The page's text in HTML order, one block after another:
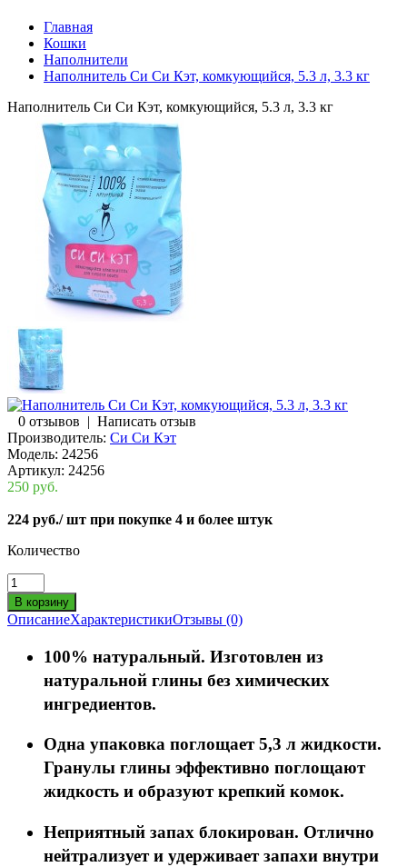
Главная
Кошки
Наполнители
Наполнитель Си Си Кэт, комкующийся, 5.3 л, 3.3 кг
Наполнитель Си Си Кэт, комкующийся, 5.3 л, 3.3 кг
0 отзывов | Написать отзыв
Производитель: Си Си Кэт
Модель: 24256
Артикул: 24256
250 руб.
224 руб./ шт при покупке 4 и более штук
Количество
ОписаниеХарактеристикиОтзывы (0)
100% натуральный. Изготовлен из
натуральной глины без химических
ингредиентов.
Одна упаковка поглощает 5,3 л жидкости.
Гранулы глины эффективно поглощают
жидкость и образуют крепкий комок.
Неприятный запах блокирован. Отлично
нейтрализует и удерживает запахи внутри